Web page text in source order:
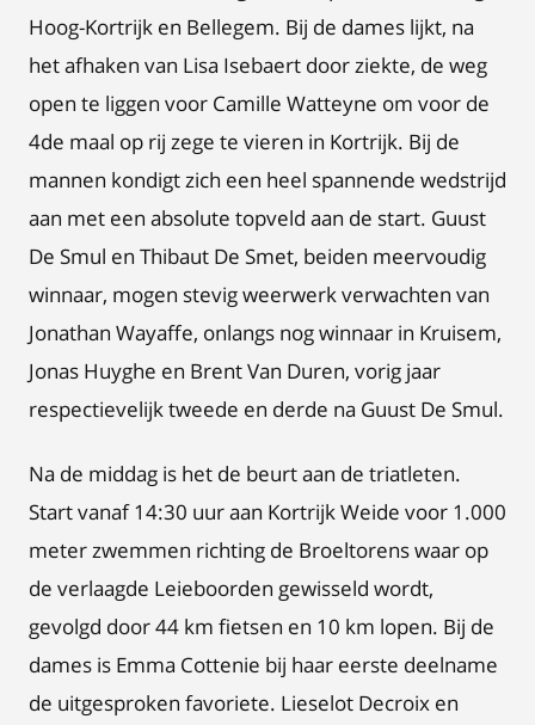
Hoog-Kortrijk en Bellegem. Bij de dames lijkt, na
het afhaken van Lisa Isebaert door ziekte, de weg
open te liggen voor Camille Watteyne om voor de
4de maal op rij zege te vieren in Kortrijk. Bij de
mannen kondigt zich een heel spannende wedstrijd
aan met een absolute topveld aan de start. Guust
De Smul en Thibaut De Smet, beiden meervoudig
winnaar, mogen stevig weerwerk verwachten van
Jonathan Wayaffe, onlangs nog winnaar in Kruisem,
Jonas Huyghe en Brent Van Duren, vorig jaar
respectievelijk tweede en derde na Guust De Smul.
Na de middag is het de beurt aan de triatleten.
Start vanaf 14:30 uur aan Kortrijk Weide voor 1.000
meter zwemmen richting de Broeltorens waar op
de verlaagde Leieboorden gewisseld wordt,
gevolgd door 44 km fietsen en 10 km lopen. Bij de
dames is Emma Cottenie bij haar eerste deelname
de uitgesproken favoriete. Lieselot Decroix en